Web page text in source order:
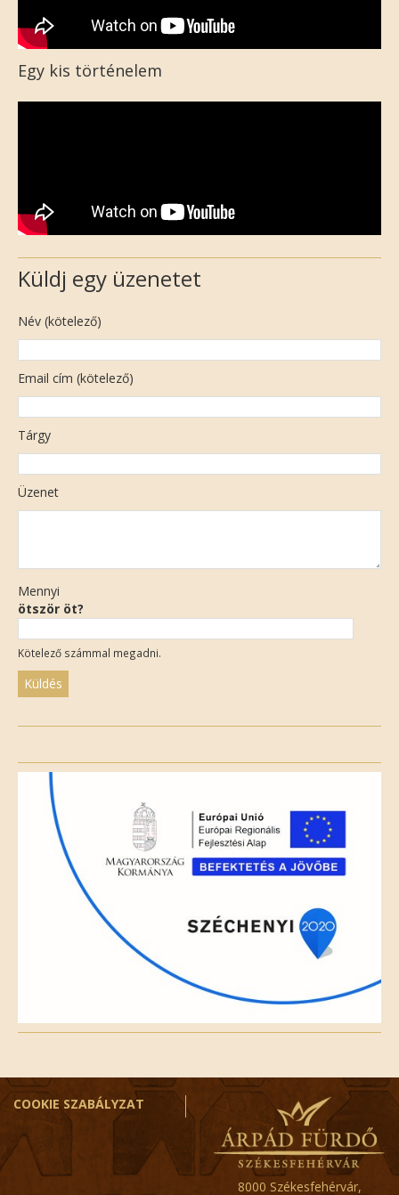
Egy kis történelem
Küldj egy üzenetet
Név (kötelező)
Email cím (kötelező)
Tárgy
Üzenet
Mennyi
ötször öt?
Kötelező számmal megadni.
field
empty.
COOKIE SZABÁLYZAT
8000 Székesfehérvár,